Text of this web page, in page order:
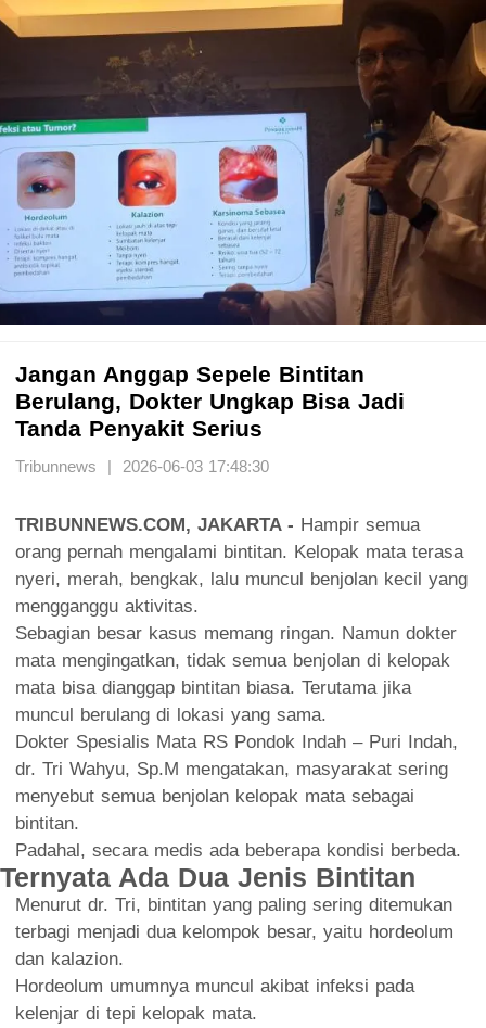
Jangan Anggap Sepele Bintitan
Berulang, Dokter Ungkap Bisa Jadi
Tanda Penyakit Serius
Tribunnews | 2026-06-03 17:48:30
TRIBUNNEWS.COM, JAKARTA - Hampir semua
orang pernah mengalami bintitan. Kelopak mata terasa
nyeri, merah, bengkak, lalu muncul benjolan kecil yang
mengganggu aktivitas.
Sebagian besar kasus memang ringan. Namun dokter
mata mengingatkan, tidak semua benjolan di kelopak
mata bisa dianggap bintitan biasa. Terutama jika
muncul berulang di lokasi yang sama.
Dokter Spesialis Mata RS Pondok Indah – Puri Indah,
dr. Tri Wahyu, Sp.M mengatakan, masyarakat sering
menyebut semua benjolan kelopak mata sebagai
bintitan.
Padahal, secara medis ada beberapa kondisi berbeda.
Ternyata Ada Dua Jenis Bintitan
Menurut dr. Tri, bintitan yang paling sering ditemukan
terbagi menjadi dua kelompok besar, yaitu hordeolum
dan kalazion.
Hordeolum umumnya muncul akibat infeksi pada
kelenjar di tepi kelopak mata.